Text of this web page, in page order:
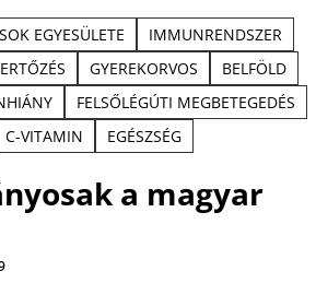
EGYESÜLETE
IMMUNRENDSZER
GYEREKORVOS
BELFÖLD
FELSŐLÉGÚTI MEGBETEGEDÉS
C-VITAMIN EGÉSZSÉG
a magyar